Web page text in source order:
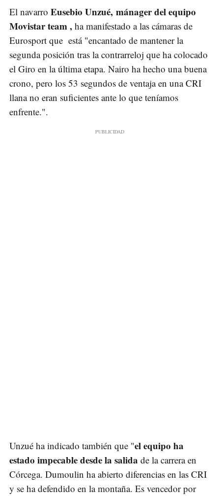
El navarro Eusebio Unzué, mánager del equipo
Movistar team , ha manifestado a las cámaras de
Eurosport que está "encantado de mantener la
segunda posición tras la contrarreloj que ha colocado
el Giro en la última etapa. Nairo ha hecho una buena
crono, pero los 53 segundos de ventaja en una CRI
llana no eran suficientes ante lo que teníamos
enfrente.".
Unzué ha indicado también que "el equipo ha
estado impecable desde la salida de la carrera en
Córcega. Dumoulin ha abierto diferencias en las CRI
y se ha defendido en la montaña. Es vencedor por